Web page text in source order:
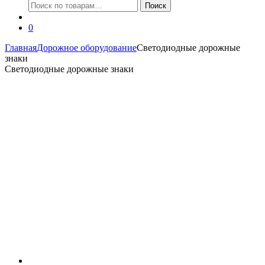
Искать:
Поиск
0
ГлавнаяДорожное оборудованиеСветодиодные дорожные
знаки
Светодиодные дорожные знаки